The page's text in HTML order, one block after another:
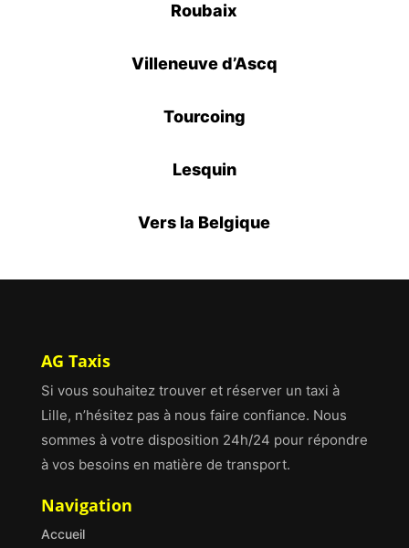
Roubaix
Villeneuve d’Ascq
Tourcoing
Lesquin
Vers la Belgique
AG Taxis
Si vous souhaitez trouver et réserver un taxi à
Lille, n’hésitez pas à nous faire confiance. Nous
sommes à votre disposition 24h/24 pour répondre
à vos besoins en matière de transport.
Navigation
Accueil